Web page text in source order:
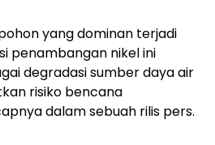
yang dominan terjadi
penambangan nikel ini
degradasi sumber daya air
risiko bencana
dalam sebuah rilis pers.